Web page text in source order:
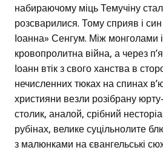
набираючому міць Темучіну
розсварилися. Тому сприяв і
Іоанна» Сенгум. Між монголами
кровопролитна війна, а через
Іоанн втік з свого ханства в
нечисленних тюках на спинах
християни везли розібрану
столик, аналой, срібний
рубінах, велике суцільнолите
з малюнками на євангельські